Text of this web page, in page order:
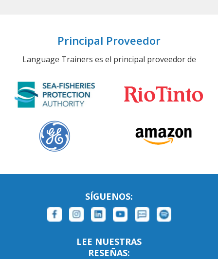
Principal Proveedor
Language Trainers es el principal proveedor de
SÍGUENOS:
LEE NUESTRAS
RESEÑAS: